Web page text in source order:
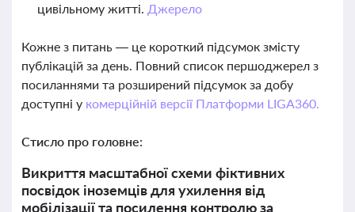
цивільному житті. Джерело
Кожне з питань — це короткий підсумок змісту
публікацій за день. Повний список першоджерел з
посиланнями та розширений підсумок за добу
доступні у комерційній версії Платформи LIGA360.
Стисло про головне:
Викриття масштабної схеми фіктивних
посвідок іноземців для ухилення від
мобілізації та посилення контролю за